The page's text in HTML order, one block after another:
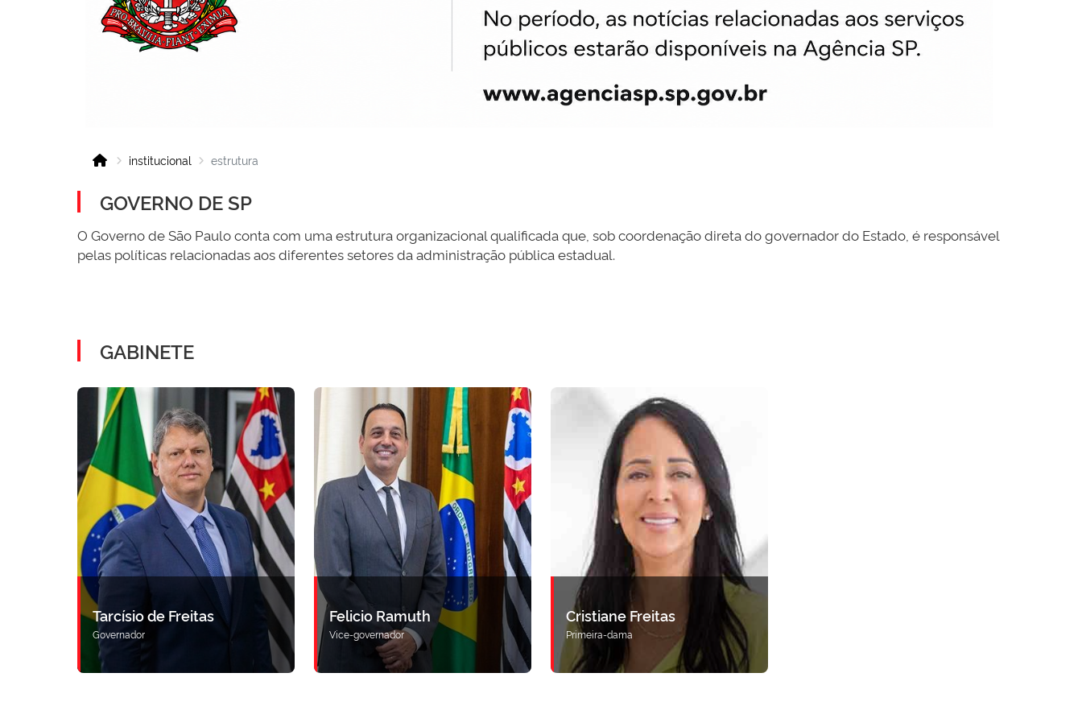
institucional estrutura
GOVERNO DE SP
O Governo de São Paulo conta com uma estrutura organizacional qualificada que, sob coordenação direta do governador do Estado, é responsável
pelas políticas relacionadas aos diferentes setores da administração pública estadual.
GABINETE
Tarcísio de Freitas
Governador
Felicio Ramuth
Vice-governador
Cristiane Freitas
Primeira-dama